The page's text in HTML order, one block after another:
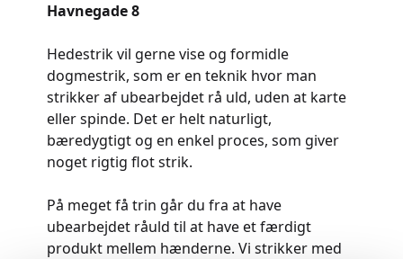
Havnegade 8
Hedestrik vil gerne vise og formidle
dogmestrik, som er en teknik hvor man
strikker af ubearbejdet rå uld, uden at karte
eller spinde. Det er helt naturligt,
bæredygtigt og en enkel proces, som giver
noget rigtig flot strik.
På meget få trin går du fra at have
ubearbejdet råuld til at have et færdigt
produkt mellem hænderne. Vi strikker med